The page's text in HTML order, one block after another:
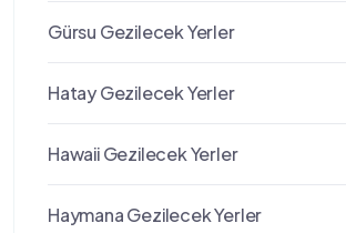
Gürsu Gezilecek Yerler
Hatay Gezilecek Yerler
Hawaii Gezilecek Yerler
Haymana Gezilecek Yerler